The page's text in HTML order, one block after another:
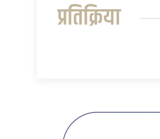
प्रतिक्रिया